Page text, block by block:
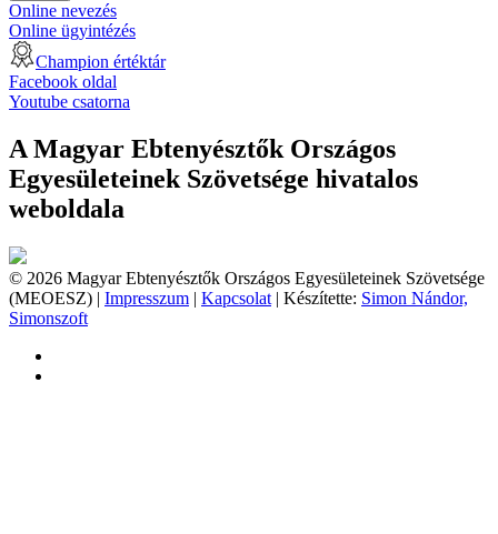
Online nevezés
Online ügyintézés
Champion értéktár
Facebook oldal
Youtube csatorna
A Magyar Ebtenyésztők Országos
Egyesületeinek Szövetsége hivatalos
weboldala
© 2026 Magyar Ebtenyésztők Országos Egyesületeinek Szövetsége
(MEOESZ) | Impresszum | Kapcsolat | Készítette: Simon Nándor,
Simonszoft